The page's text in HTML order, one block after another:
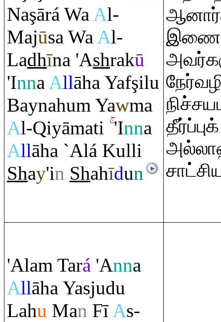
Naşārá WaAl-
Majūsa WaAl-
Ladhīna 'Ashrakū
'InnaAllāha Yafşilu
Baynahum Yawma
Al-Qiyāmati 'Inna
Allāha `Alá Kulli
Shay'in Shahīdun
'Alam Tará 'Anna
Allāha Yasjudu
Lahu Man FīAs-